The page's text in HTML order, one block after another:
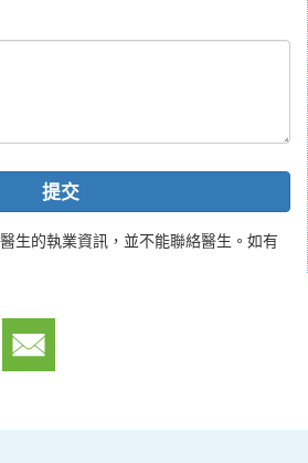
提交
生的執業資訊，並不能聯絡醫生。如有